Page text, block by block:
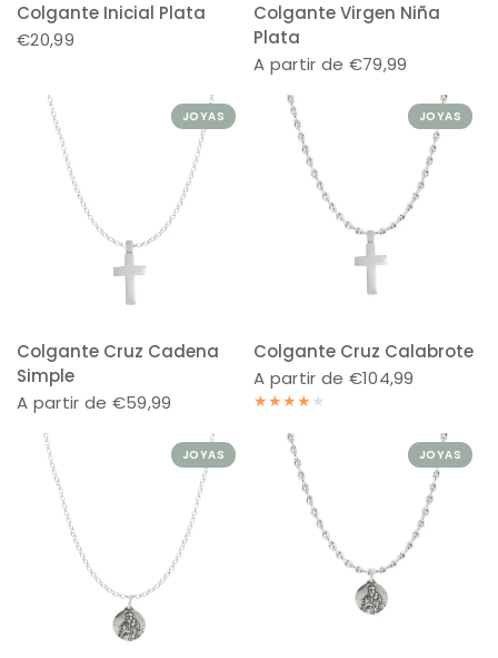
Colgante Inicial Plata
€20,99
Colgante Virgen Niña
Plata
A partir de €79,99
JOYAS
Colgante Cruz Cadena
Simple
A partir de €59,99
JOYAS
Colgante Cruz Calabrote
A partir de €104,99
JOYAS JOYAS